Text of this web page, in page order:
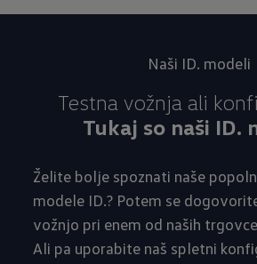
Naši ID. modeli
Tukaj so naši ID.
Želite bolje spoznati naše
modele ID.? Potem se
vožnjo pri enem od naših
Ali pa uporabite naš spletni